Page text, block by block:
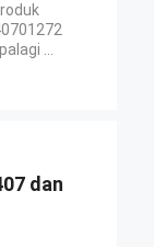
...
dan